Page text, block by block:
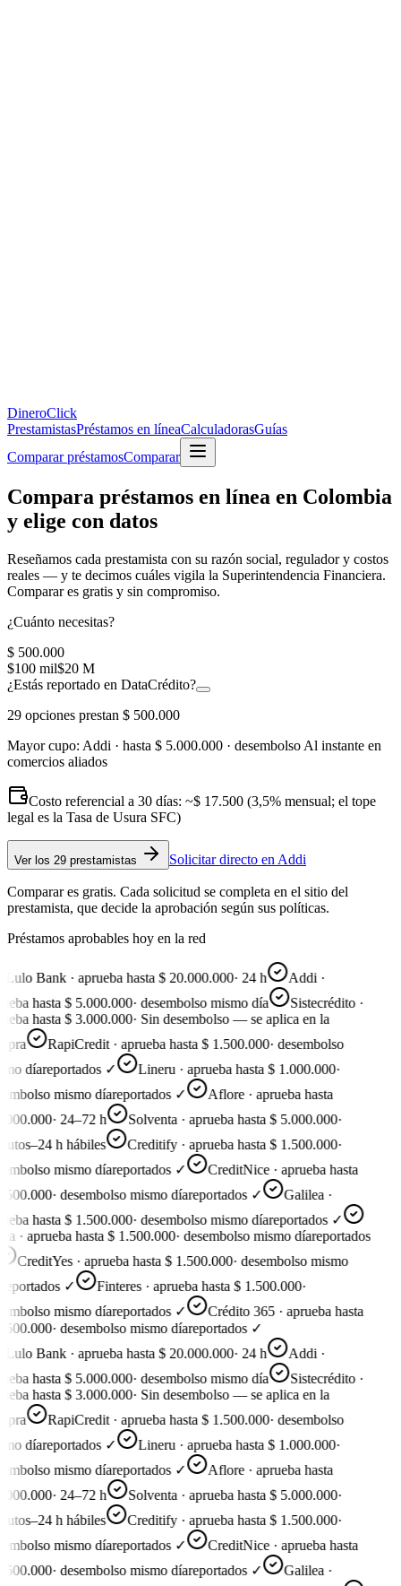
DineroClick
PrestamistasPréstamos en líneaCalculadorasGuías
Comparar préstamosComparar
Compara préstamos en línea en Colombia
y elige con datos
Reseñamos cada prestamista con su razón social, regulador y costos
reales — y te decimos cuáles vigila la Superintendencia Financiera.
Comparar es gratis y sin compromiso.
¿Cuánto necesitas?
$ 500.000
$100 mil$20 M
¿Estás reportado en DataCrédito?
29 opciones prestan $ 500.000
Mayor cupo: Addi · hasta $ 5.000.000 · desembolso Al instante en
comercios aliados
Costo referencial a 30 días: ~$ 17.500 (3,5% mensual; el tope
legal es la Tasa de Usura SFC)
Ver los 29 prestamistas Solicitar directo en Addi
Comparar es gratis. Cada solicitud se completa en el sitio del
prestamista, que decide la aprobación según sus políticas.
Préstamos aprobables hoy en la red
Lulo Bank · aprueba hasta $ 20.000.000·24 h
Addi ·
hasta $ 5.000.000·desembolso mismo día
Sistecrédito ·
hasta $ 3.000.000·Sin desembolso — se aplica en la
RapiCredit · aprueba hasta $ 1.500.000·desembolso
díareportados ✓ Lineru · aprueba hasta $ 1.000.000·
mismo díareportados ✓
Aflore · aprueba hasta
·24–72 h Solventa · aprueba hasta $ 5.000.000·
h hábiles
Creditify · aprueba hasta $ 1.500.000·
mismo díareportados ✓
CreditNice · aprueba hasta
·desembolso mismo díareportados ✓
Galilea ·
hasta $ 1.500.000·desembolso mismo díareportados ✓
· aprueba hasta $ 1.500.000·desembolso mismo díareportados
CreditYes · aprueba hasta $ 1.500.000·desembolso mismo
✓
Finteres · aprueba hasta $ 1.500.000·
mismo díareportados ✓
Crédito 365 · aprueba hasta
·desembolso mismo díareportados ✓
Lulo Bank · aprueba hasta $ 20.000.000·24 h
Addi ·
hasta $ 5.000.000·desembolso mismo día
Sistecrédito ·
hasta $ 3.000.000·Sin desembolso — se aplica en la
RapiCredit · aprueba hasta $ 1.500.000·desembolso
díareportados ✓ Lineru · aprueba hasta $ 1.000.000·
mismo díareportados ✓
Aflore · aprueba hasta
·24–72 h Solventa · aprueba hasta $ 5.000.000·
h hábiles
Creditify · aprueba hasta $ 1.500.000·
mismo díareportados ✓
CreditNice · aprueba hasta
·desembolso mismo díareportados ✓
Galilea ·